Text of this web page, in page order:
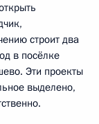
строит два
в посёлке
Эти проекты
выделено,